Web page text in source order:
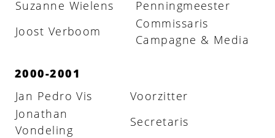
Suzanne Wielens
Penningmeester
Joost Verboom
Commissaris
Campagne & Media
2000-2001
Jan Pedro Vis
Voorzitter
Jonathan
Vondeling
Secretaris